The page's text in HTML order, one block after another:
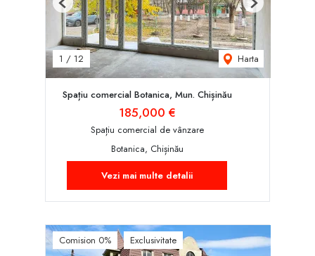
1 / 12 Harta
Previous Next
Spațiu comercial Botanica, Mun. Chișinău
185,000 €
Spațiu comercial de vânzare
Botanica, Chișinău
Vezi mai multe detalii
Comision 0% Exclusivitate